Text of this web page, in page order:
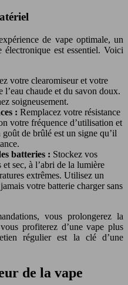
de vape optimale, un
est essentiel. Voici
votre clearomiseur et votre
chaude et du savon doux.
soigneusement.
: Remplacez votre résistance
votre fréquence d’utilisation et
de brûlé est un signe qu’il
batteries : Stockez vos
sec, à l’abri de la lumière
extrêmes. Utilisez un
votre batterie charger sans
vous prolongerez la
profiterez d’une vape plus
régulier est la clé d’une
de la vape